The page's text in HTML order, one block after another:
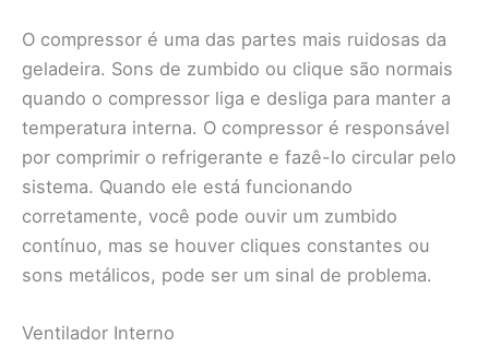
O compressor é uma das partes mais ruidosas da
geladeira. Sons de zumbido ou clique são normais
quando o compressor liga e desliga para manter a
temperatura interna. O compressor é responsável
por comprimir o refrigerante e fazê-lo circular pelo
sistema. Quando ele está funcionando
corretamente, você pode ouvir um zumbido
contínuo, mas se houver cliques constantes ou
sons metálicos, pode ser um sinal de problema.
Ventilador Interno